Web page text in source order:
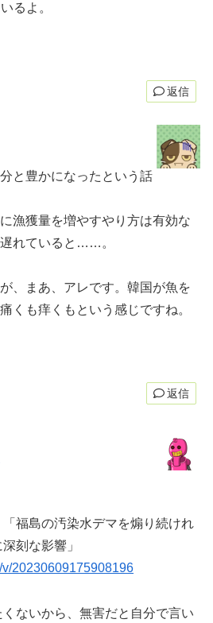
るよ。
返信
と豊かになったという話
漁獲量を増やすやり方は有効な
れていると……。
、まあ、アレです。韓国が魚を
くも痒くもという感じですね。
返信
福島の汚染水デマを煽り続けれ
刻な影響」
v/20230609175908196
ないから、無害だと自分で言い